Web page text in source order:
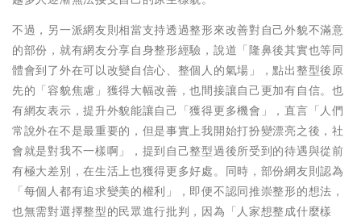
不過，另一派網友則相當支持透過整形來改善對自己外貌不滿意
的部份，就有網友分享自身整形經驗，說道「隆鼻後其實也等同
體會到了外在可以改變自信心、整個人的氣場」，點出整型後原
先的「容貌焦慮」獲得大幅改善，也間接讓自己更加有自信。也
有網友表示，提升外貌能讓自己「獲得更多機會」，直言「人們
常說外在不是最重要的，但是事實上我開始打扮變漂亮之後，社
會就是對我不一樣啊」，提到自己整型過後所受到的待遇與從前
有極大差別，在生活上也獲得更多好處。同時，部份網友則認為
「每個人都有追求變美的權利」，即便不認同推崇整形的想法，
也無需對選擇整型的民眾進行批判，因為「人家想整成什麼樣